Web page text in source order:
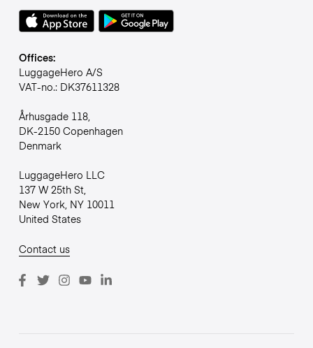
Offices:
LuggageHero A/S
VAT-no.: DK37611328
Århusgade 118,
DK-2150 Copenhagen
Denmark
LuggageHero LLC
137 W 25th St,
New York, NY 10011
United States
Contact us